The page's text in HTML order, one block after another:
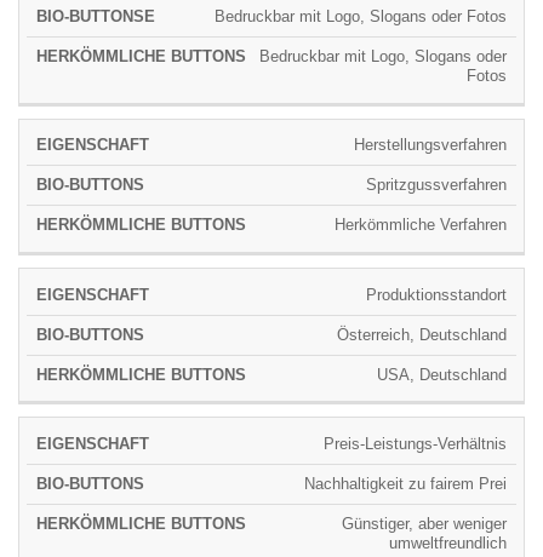
Bedruckbar mit Logo, Slogans oder Fotos
Bedruckbar mit Logo, Slogans oder
Fotos
Herstellungsverfahren
Spritzgussverfahren
Herkömmliche Verfahren
Produktionsstandort
Österreich, Deutschland
USA, Deutschland
Preis-Leistungs-Verhältnis
Nachhaltigkeit zu fairem Prei
Günstiger, aber weniger
umweltfreundlich